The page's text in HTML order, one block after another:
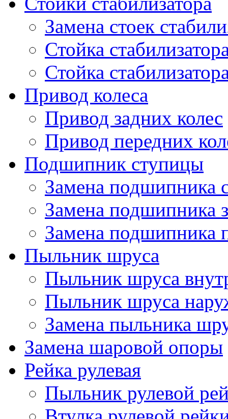
Замена стоек
Стойка
Стойка
Привод колеса
Привод задних колес
Привод передних
Подшипник ступицы
Замена подшипника
Замена подшипника
Замена подшипника
Пыльник шруса
Пыльник шруса
Пыльник шруса
Замена пыльника
Замена шаровой опоры
Рейка рулевая
Пыльник рулевой